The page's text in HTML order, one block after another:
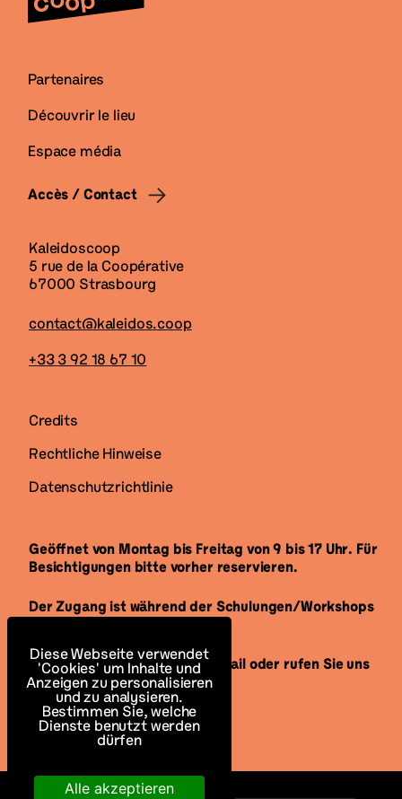
Partenaires
Découvrir le lieu
Espace média
Accès / Contact
Kaleidoscoop
5 rue de la Coopérative
67000 Strasbourg
contact@kaleidos.coop
+33 3 92 18 67 10
Credits
Rechtliche Hinweise
Datenschutzrichtlinie
Geöffnet von Montag bis Freitag von 9 bis 17 Uhr. Für
Besichtigungen bitte vorher reservieren.
Der Zugang ist während der Schulungen/Workshops
Senden Sie uns gerne eine E-Mail oder rufen Sie uns
an, um uns zu besuchen.
Diese Webseite verwendet
'Cookies' um Inhalte und
Anzeigen zu personalisieren
und zu analysieren.
Bestimmen Sie, welche
Dienste benutzt werden
dürfen
Alle akzeptieren